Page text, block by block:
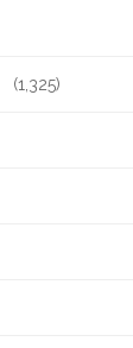
(1,325)